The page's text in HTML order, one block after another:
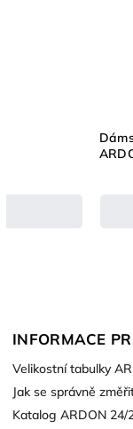
INFORMACE
Velikostní tabulky
Jak se správně
Katalog ARDON 24/